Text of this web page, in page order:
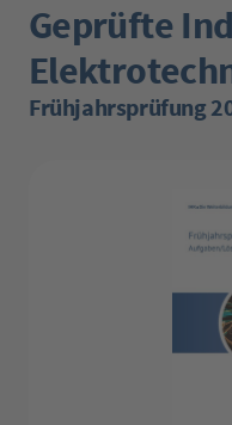
Geprüfte
Frühjahrsprüfung